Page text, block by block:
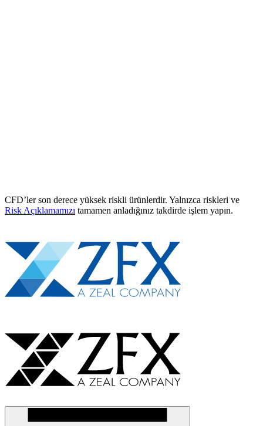
CFD’ler son derece yüksek riskli ürünlerdir. Yalnızca riskleri ve
Risk Açıklamamızı tamamen anladığınız takdirde işlem yapın.